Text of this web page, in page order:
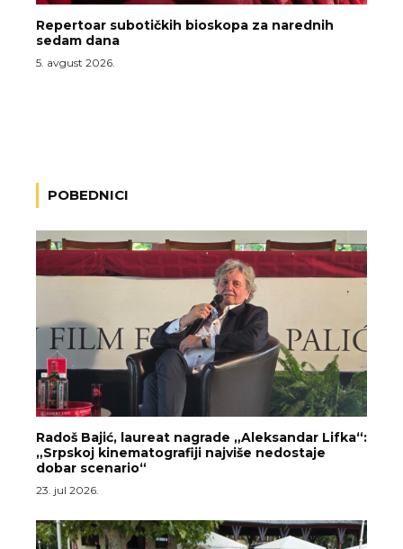
Repertoar subotičkih bioskopa za narednih
sedam dana
5. avgust 2026.
POBEDNICI
Radoš Bajić, laureat nagrade „Aleksandar Lifka“:
„Srpskoj kinematografiji najviše nedostaje
dobar scenario“
23. jul 2026.